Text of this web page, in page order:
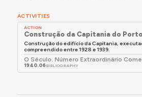
ACTIVITIES
ACTION
Construção da Capitania do
Construção do edifício da Capitania,
compreendido entre 1928 e 1939.
O Século. Número Extraordinário
1940.06 BIBLIOGRAPHY